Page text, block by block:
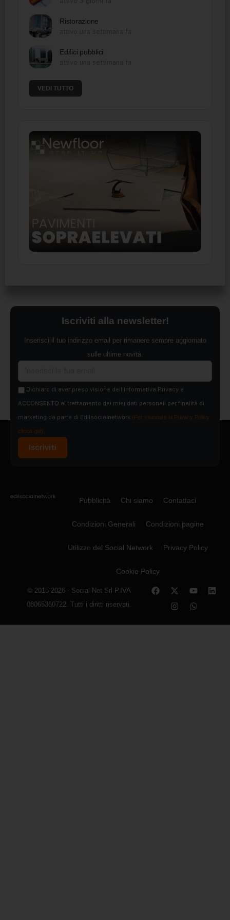
Ristorazione
Edifici pubblici
VEDI TUTTO
Iscriviti alla newsletter!
Inserisci il tuo indirizzo email per rimanere sempre aggiornato
sulle ultime novità.
Dichiaro di aver preso visione dell'Informativa Privacy e
ACCONSENTO al trattamento dei miei dati personali per finalità di
marketing da parte di Edilsocialnetwork (Per visionare la Privacy Policy
clicca qui).
Iscriviti
Pubblicità Chi siamo Contattaci
Condizioni Generali Condizioni pagine
Utilizzo del Social Network Privacy Policy
Cookie Policy
© 2015-2026 - Social Net Srl P.IVA
08065360722. Tutti i diritti riservati.